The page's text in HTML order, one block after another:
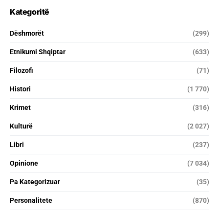
Kategoritë
Dëshmorët (299)
Etnikumi Shqiptar (633)
Filozofi (71)
Histori (1 770)
Krimet (316)
Kulturë (2 027)
Libri (237)
Opinione (7 034)
Pa Kategorizuar (35)
Personalitete (870)